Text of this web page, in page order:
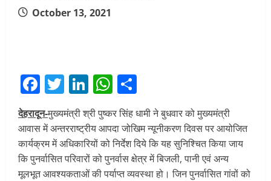
October 13, 2021
Facebook
Twitter
LinkedIn
WhatsApp
देहरादून-मुख्यमंत्री श्री पुष्कर सिंह धामी ने बुधवार को मुख्यमंत्री
आवास में अन्तरराष्ट्रीय आपदा जोखिम न्यूनीकरण दिवस पर आयोजित
कार्यक्रम में अधिकारियों को निर्देश दिये कि यह सुनिश्चित किया जाय
कि पुनर्वासित परिवारों को पुनर्वास क्षेत्र में बिजली, पानी एवं अन्य
मूलभूत आवश्यकताओं की पर्याप्त व्यवस्था हो। जिन पुनर्वासित गांवों को